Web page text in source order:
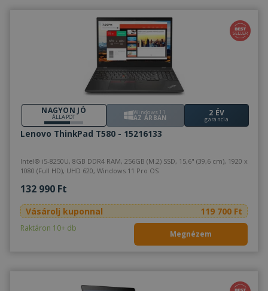
NAGYON JÓ
ÁLLAPOT
Windows 11
AZ ÁRBAN 2 ÉV
garancia
Lenovo ThinkPad T580 - 15216133
Intel® i5-8250U, 8GB DDR4 RAM, 256GB (M.2) SSD, 15,6" (39,6 cm), 1920 x
1080 (Full HD), UHD 620, Windows 11 Pro OS
132 990 Ft
Vásárolj kuponnal 119 700 Ft
Raktáron 10+ db
Megnézem